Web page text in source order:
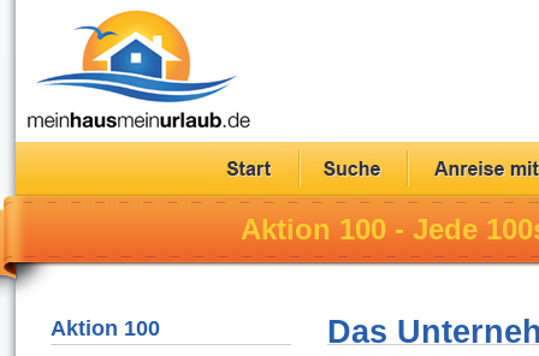
Aktion 100 - Jede
Das
Aktion 100